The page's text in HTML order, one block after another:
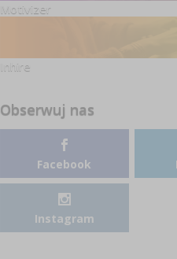
Motivizer
Inhire
Obserwuj nas
Facebook
Instagram